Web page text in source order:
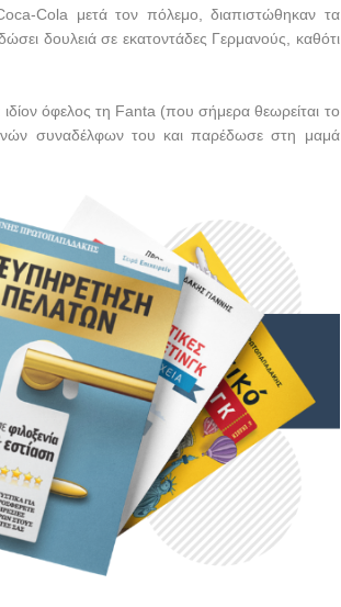
-Cola μετά τον πόλεμο, διαπιστώθηκαν τα
δουλειά σε εκατοντάδες Γερμανούς, καθότι
όφελος τη Fanta (που σήμερα θεωρείται το
συναδέλφων του και παρέδωσε στη μαμά